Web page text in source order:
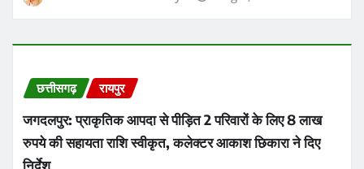
छत्तीसगढ़ रायपुर
जगदलपुर: प्राकृतिक आपदा से पीड़ित 2 परिवारों के लिए 8 लाख
रुपये की सहायता राशि स्वीकृत, कलेक्टर आकाश छिकारा ने दिए
निर्देश